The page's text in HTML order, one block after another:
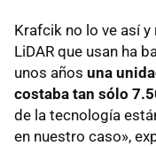
Krafcik no lo ve así
LiDAR que usan ha
unos años una
costaba tan sólo
de la tecnología
en nuestro caso»,